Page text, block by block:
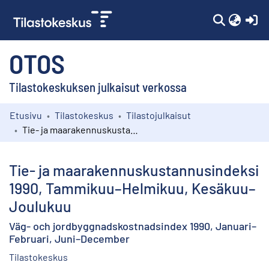
OTOS
Tilastokeskuksen julkaisut verkossa
Kokoelmat
Etusivu Tilastokeskus
Tilastojulkaisut
Tie- ja maarakennuskustannusindeksi
1990, Tammikuu–Helmikuu, Kesäkuu–
Joulukuu
Väg- och jordbyggnadskostnadsindex 1990, Januari–
Februari, Juni–December
Tilastokeskus